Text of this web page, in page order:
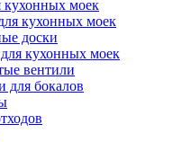
кухонных моек
кухонных моек
доски
кухонных моек
вентили
для бокалов